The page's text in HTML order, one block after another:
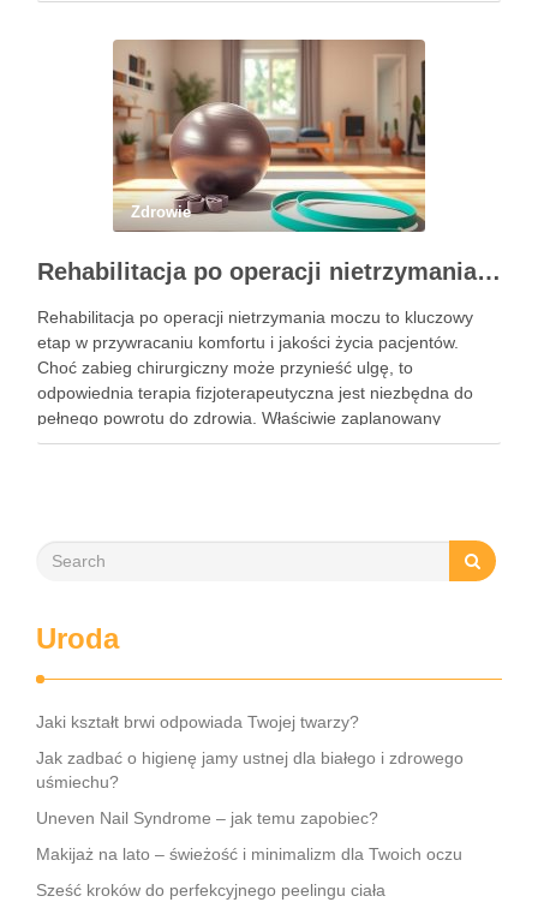
Zdrowie
Rehabilitacja po operacji nietrzymania moczu – kluczowe informacje i ćwiczenia
Rehabilitacja po operacji nietrzymania moczu to kluczowy
etap w przywracaniu komfortu i jakości życia pacjentów.
Choć zabieg chirurgiczny może przynieść ulgę, to
odpowiednia terapia fizjoterapeutyczna jest niezbędna do
pełnego powrotu do zdrowia. Właściwie zaplanowany
program rehabilitacji, obejmujący intensywne ćwiczenia oraz
Uroda
Jaki kształt brwi odpowiada Twojej twarzy?
Jak zadbać o higienę jamy ustnej dla białego i zdrowego
uśmiechu?
Uneven Nail Syndrome – jak temu zapobiec?
Makijaż na lato – świeżość i minimalizm dla Twoich oczu
Sześć kroków do perfekcyjnego peelingu ciała